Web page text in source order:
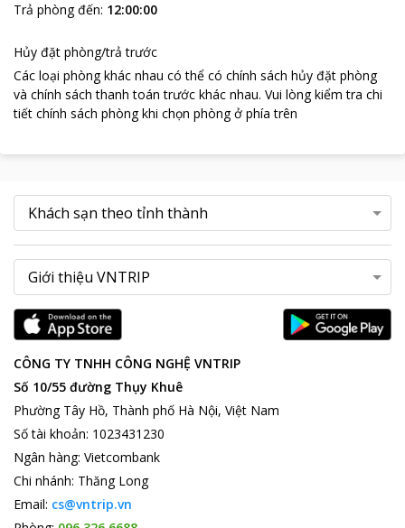
Trả phòng đến: 12:00:00
Hủy đặt phòng/trả trước
Các loại phòng khác nhau có thể có chính sách hủy đặt phòng
và chính sách thanh toán trước khác nhau. Vui lòng kiểm tra chi
tiết chính sách phòng khi chọn phòng ở phía trên
CÔNG TY TNHH CÔNG NGHỆ VNTRIP
Số 10/55 đường Thụy Khuê
Phường Tây Hồ, Thành phố Hà Nội, Việt Nam
Số tài khoản: 1023431230
Ngân hàng: Vietcombank
Chi nhánh: Thăng Long
Email: cs@vntrip.vn